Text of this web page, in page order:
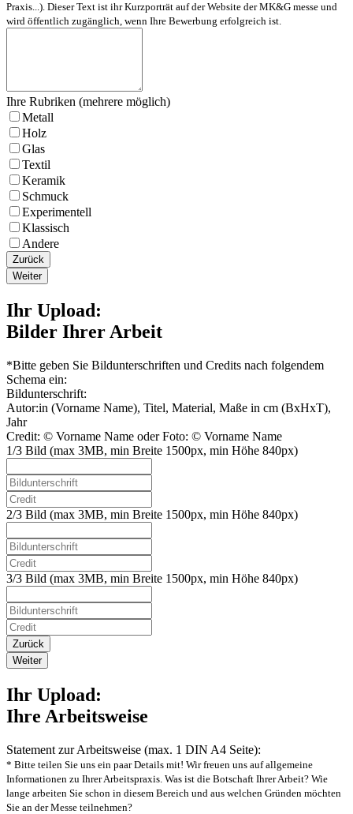
Praxis...). Dieser Text ist ihr Kurzporträt auf der Website der MK&G messe und
wird öffentlich zugänglich, wenn Ihre Bewerbung erfolgreich ist.
Ihre Rubriken (mehrere möglich)
Metall
Holz
Glas
Textil
Keramik
Schmuck
Experimentell
Klassisch
Andere
Zurück
Weiter
Ihr Upload:
Bilder Ihrer Arbeit
*Bitte geben Sie Bildunterschriften und Credits nach folgendem
Schema ein:
Bildunterschrift:
Autor:in (Vorname Name), Titel, Material, Maße in cm (BxHxT),
Jahr
Credit: © Vorname Name oder Foto: © Vorname Name
1/3 Bild (max 3MB, min Breite 1500px, min Höhe 840px)
2/3 Bild (max 3MB, min Breite 1500px, min Höhe 840px)
3/3 Bild (max 3MB, min Breite 1500px, min Höhe 840px)
Zurück
Weiter
Ihr Upload:
Ihre Arbeitsweise
Statement zur Arbeitsweise (max. 1 DIN A4 Seite):
* Bitte teilen Sie uns ein paar Details mit! Wir freuen uns auf allgemeine
Informationen zu Ihrer Arbeitspraxis. Was ist die Botschaft Ihrer Arbeit? Wie
lange arbeiten Sie schon in diesem Bereich und aus welchen Gründen möchten
Sie an der Messe teilnehmen?